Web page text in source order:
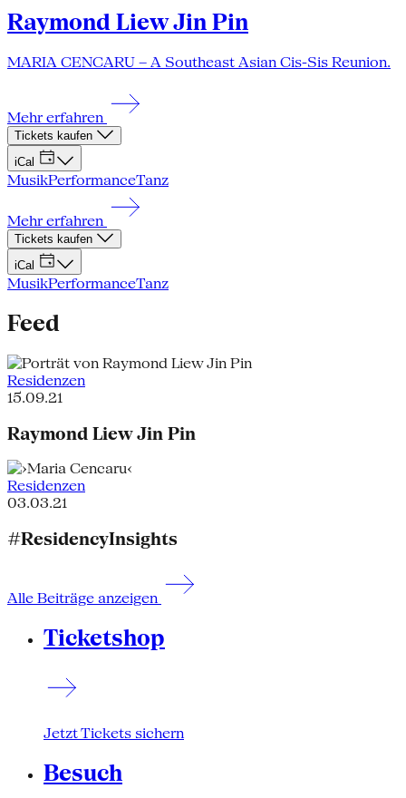
Raymond Liew Jin Pin
MARIA CENCARU – A Southeast Asian Cis-Sis Reunion.
Mehr erfahren
Tickets kaufen
iCal
MusikPerformanceTanz
Mehr erfahren
Tickets kaufen
iCal
MusikPerformanceTanz
Feed
Residenzen
15.09.21
Raymond Liew Jin Pin
Residenzen
03.03.21
#ResidencyInsights
Alle Beiträge anzeigen
Ticketshop
Jetzt Tickets sichern
Besuch